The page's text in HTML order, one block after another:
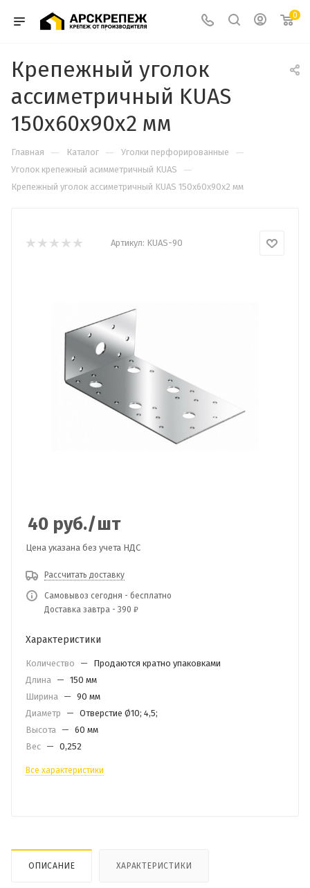
0
Крепежный уголок
ассиметричный KUAS
150х60х90х2 мм
Главная — Каталог — Уголки перфорированные —
Уголок крепежный асимметричный KUAS —
Крепежный уголок ассиметричный KUAS 150х60х90х2 мм
Артикул: KUAS-90
40 руб./шт
Цена указана без учета НДС
Рассчитать доставку
Самовывоз сегодня - бесплатно
Доставка завтра - 390 ₽
Характеристики
Количество —
Продаются кратно упаковками
Длина — 150 мм
Ширина — 90 мм
Диаметр
— Отверстие Ø10; 4,5;
Высота — 60 мм
Вес — 0,252
Все характеристики
ОПИСАНИЕ ХАРАКТЕРИСТИКИ